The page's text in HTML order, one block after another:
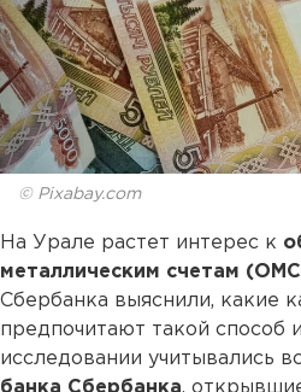
© Pixabay.com
На Урале растет интерес к
металлическим счетам
Сбербанка выяснили, какие
предпочитают такой способ
исследовании учитывались
банка Сбербанка,